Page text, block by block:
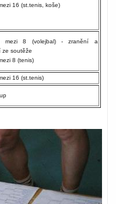
16 (st.tenis, koše)
mezi 8 (volejbal) - zranění a
ze soutěže
8 (tenis)
16 (st.tenis)